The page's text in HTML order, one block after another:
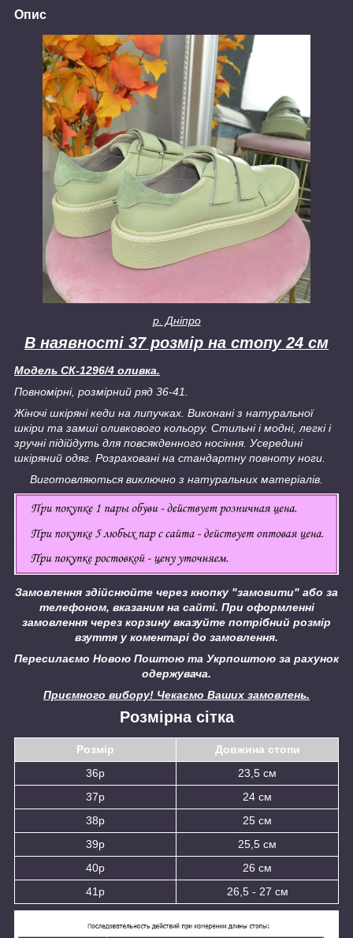
Опис
р. Дніпро
В наявності 37 розмір на стопу 24 см
Модель СК-1296/4 оливка.
Повномірні, розмірний ряд 36-41.
Жіночі шкіряні кеди на липучках. Виконані з натуральної
шкіри та замші оливкового кольору. Стильні і модні, легкі і
зручні підійдуть для повсякденного носіння. Усередині
шкіряний одяг. Розраховані на стандартну повноту ноги.
Виготовляються виключно з натуральних матеріалів.
Замовлення здійснюйте через кнопку "замовити" або за
телефоном, вказаним на сайті. При оформленні
замовлення через корзину вказуйте потрібний розмір
взуття у коментарі до замовлення.
Пересилаємо Новою Поштою та Укрпоштою за рахунок
одержувача.
Приємного вибору! Чекаємо Ваших замовлень.
Розмірна сітка
Розмір
Довжина стопи
36р
23,5 см
37р
24 см
38р
25 см
39р
25,5 см
40р
26 см
41р
26,5 - 27 см